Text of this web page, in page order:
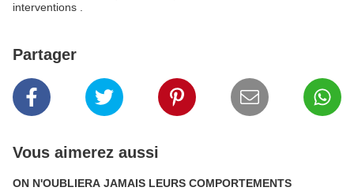
interventions .
Partager
Vous aimerez aussi
ON N'OUBLIERA JAMAIS LEURS COMPORTEMENTS